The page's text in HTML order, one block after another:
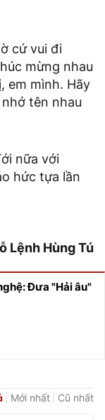
cứ vui đi
mừng nhau
em mình. Hãy
tên nhau
nữa với
hức tựa lần
Lệnh Hùng Tú
Đưa "Hải âu"
Mới nhất Cũ nhất